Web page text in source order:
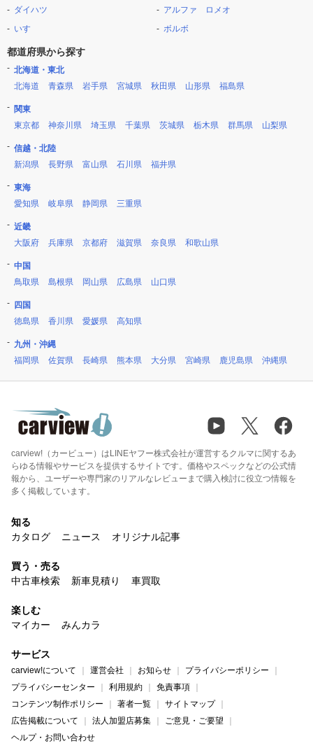
ダイハツ
いすゞ
アルファ ロメオ
ボルボ
都道府県から探す
北海道・東北
北海道
青森県 岩手県 宮城県 秋田県 山形県 福島県
関東
東京都
神奈川県 埼玉県 千葉県 茨城県 栃木県 群馬県 山梨県
信越・北陸
新潟県
長野県 富山県 石川県 福井県
東海
愛知県
岐阜県 静岡県 三重県
近畿
大阪府
兵庫県 京都府 滋賀県 奈良県 和歌山県
中国
鳥取県
島根県 岡山県 広島県 山口県
四国
徳島県
香川県 愛媛県 高知県
九州・沖縄
福岡県
佐賀県 長崎県 熊本県 大分県 宮崎県 鹿児島県 沖縄県
carview!（カービュー）はLINEヤフー株式会社が運営するクルマに関するあ
らゆる情報やサービスを提供するサイトです。価格やスペックなどの公式情
報から、ユーザーや専門家のリアルなレビューまで購入検討に役立つ情報を
多く掲載しています。
知る
カタログ
ニュース オリジナル記事
買う・売る
中古車検索
新車見積り 車買取
楽しむ
マイカー
みんカラ
サービス
carview!について 運営会社 お知らせ
プライバシーポリシー
プライバシーセンター
利用規約
免責事項
コンテンツ制作ポリシー
著者一覧
サイトマップ
広告掲載について
法人加盟店募集
ご意見・ご要望
ヘルプ・お問い合わせ